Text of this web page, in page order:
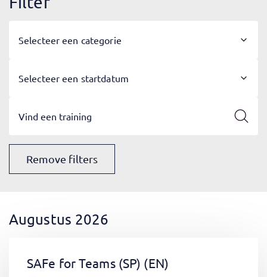
Selecteer een categorie
Selecteer een startdatum
Remove filters
Augustus 2026
SAFe for Teams (SP) (EN)